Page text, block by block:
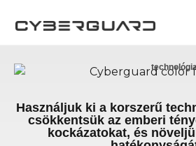
Használjuk ki a korszerű
csökkentsük az emberi
kockázatokat, és